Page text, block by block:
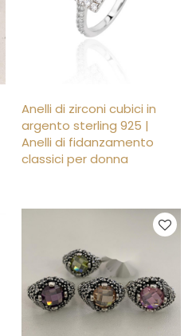
Anelli di zirconi cubici in
argento sterling 925 |
Anelli di fidanzamento
classici per donna